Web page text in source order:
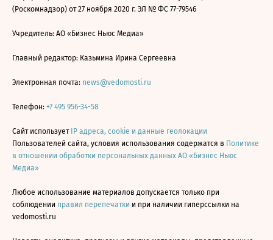
(Роскомнадзор) от 27 ноября 2020 г. ЭЛ № ФС 77-79546
Учредитель: АО «Бизнес Ньюс Медиа»
Главный редактор: Казьмина Ирина Сергеевна
Электронная почта: news@vedomosti.ru
Телефон: +7 495 956-34-58
Сайт использует IP адреса, cookie и данные геолокации
Пользователей сайта, условия использования содержатся в Политике
в отношении обработки персональных данных АО «Бизнес Ньюс
Медиа»
Любое использование материалов допускается только при
соблюдении правил перепечатки и при наличии гиперссылки на
vedomosti.ru